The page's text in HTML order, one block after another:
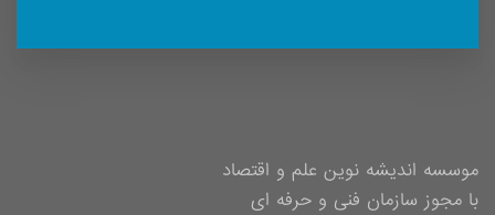
موسسه اندیشه نوین علم و اقتصاد
با مجوز سازمان فنی و حرفه ای